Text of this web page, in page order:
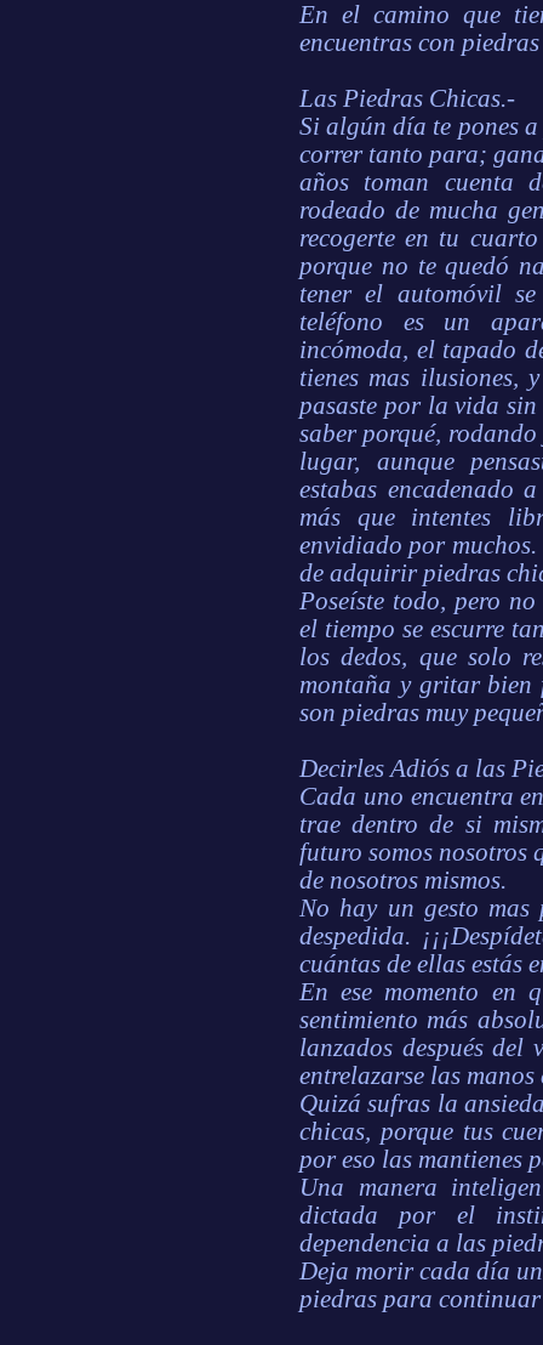
En el camino que
encuentras con
Las Piedras Chicas.-
Si algún día te pones
correr tanto para;
años toman cuenta
rodeado de mucha
recogerte en tu
porque no te quedó
tener el automóvil
teléfono es un
incómoda, el tapado
tienes mas ilusiones,
pasaste por la vida
saber porqué,
lugar, aunque
estabas encadenado
más que intentes
envidiado por
de adquirir piedras
Poseíste todo, pero
el tiempo se escurre
los dedos, que solo
montaña y gritar bien
son piedras muy
Decirles Adiós a las
Cada uno encuentra
trae dentro de si
futuro somos nosotros
de nosotros mismos.
No hay un gesto mas
despedida.
cuántas de ellas estás
En ese momento en
sentimiento más
lanzados después del
entrelazarse las
Quizá sufras la
chicas, porque tus
por eso las mantienes
Una manera
dictada por el
dependencia a las
Deja morir cada día
piedras para